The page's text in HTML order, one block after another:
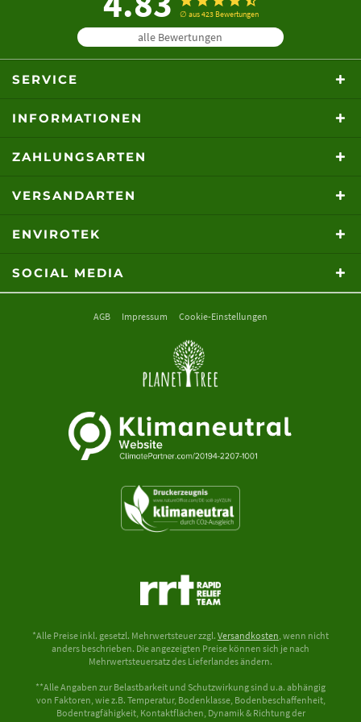
KUNSTSTOFF ALS
UNTERLEGPLATTEN FÜR EINEN
MOBILEN STEINOFEN
Steinofen
∅ aus 423 Bewertungen
alle Bewertungen
SERVICE
INFORMATIONEN
ZAHLUNGSARTEN
VERSANDARTEN
ENVIROTEK
SOCIAL MEDIA
AGB Impressum Cookie-Einstellungen
*Alle Preise inkl. gesetzl. Mehrwertsteuer zzgl. Versandkosten, wenn nicht
anders beschrieben. Die angezeigten Preise können sich je nach
Mehrwertsteuersatz des Lieferlandes ändern.
**Alle Angaben zur Belastbarkeit und Schutzwirkung sind u.a. abhängig
von Faktoren, wie z.B. Temperatur, Bodenklasse, Bodenbeschaffenheit,
Bodentragfähigkeit, Kontaktflächen, Dynamik & Richtung der